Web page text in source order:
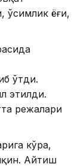
ўсимлик ёғи,
ўтди.
этилди.
режалари
кўра,
Айтиш